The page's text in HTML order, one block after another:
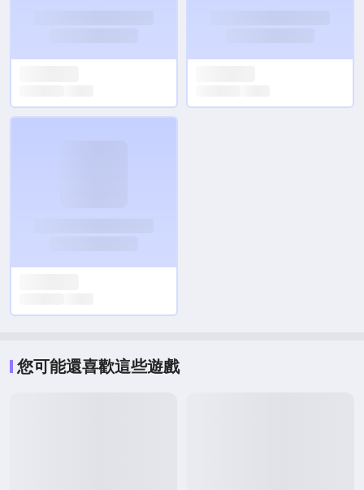
您可能還喜歡這些遊戲